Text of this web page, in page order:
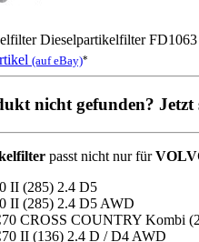
Dieselpartikelfilter
(auf eBay)*
nicht gefunden?
passt nicht nur für
II (285) 2.4 D5
II (285) 2.4 D5 AWD
CROSS COUNTRY Kombi
II (136) 2.4 D / D4 AWD